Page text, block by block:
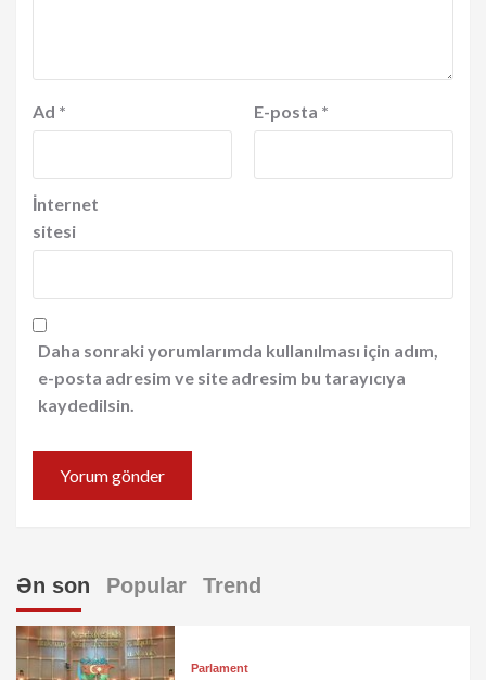
Ad * E-posta *
İnternet
sitesi
Daha sonraki yorumlarımda kullanılması için adım,
e-posta adresim ve site adresim bu tarayıcıya
kaydedilsin.
Ən son Popular Trend
Parlament